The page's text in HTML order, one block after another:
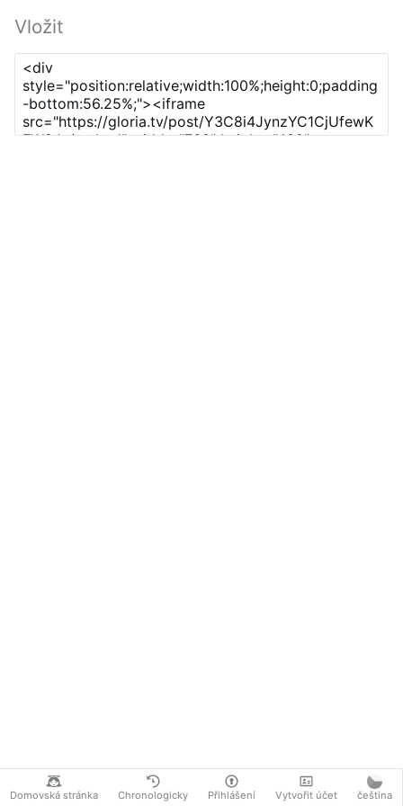
Domovská stránka Chronologicky Přihlášení Vytvořit účet čeština
Vložit